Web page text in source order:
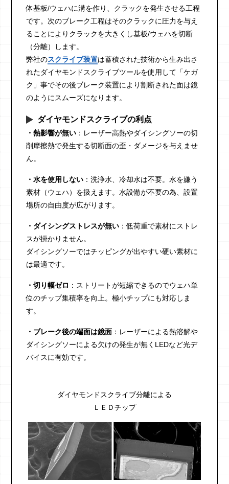
体基板/ウェハに溝を作り、クラックを発生させる工程
です。次のブレーク工程はそのクラックに圧力を与え
ることによりクラックを大きくし基板/ウェハを切断
（分離）します。
弊社のスクライブ装置は蓄積された技術から生み出さ
れたダイヤモンドスクライブツールを使用して「ケガ
ク」事でその後ブレーク装置により割断された面は鏡
のようにスムーズになります。
ダイヤモンドスクライブの利点
・熱影響が無い ：レーザー高熱やダイシングソーの切
削摩擦熱で発生する切断面の歪・ダメージを与えませ
ん。
・水を使用しない ：洗浄水、冷却水は不要。水を嫌う
素材（ウェハ）を扱えます。水設備が不要の為、設置
場所の自由度が広がります。
・ダイシングストレスが無い ：低荷重で素材にストレ
スが掛かりません。
ダイシングソーではチッピングが出やすい硬い素材に
は最適です。
・切り幅ゼロ ：ストリートが短縮できるのでウェハ単
位のチップ集積率を向上。極小チップにも対応しま
す。
・ブレーク後の端面は鏡面 ：レーザーによる熱溶解や
ダイシングソーによる欠けの発生が無くLEDなど光デ
バイスに有効です。
ダイヤモンドスクライブ分離による
ＬＥＤチップ